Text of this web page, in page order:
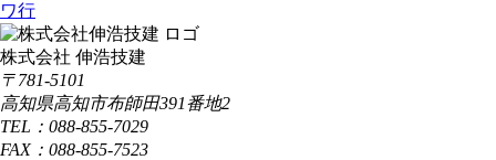
ワ行
株式会社 伸浩技建
〒781-5101
高知県高知市布師田391番地2
TEL：088-855-7029
FAX：088-855-7523